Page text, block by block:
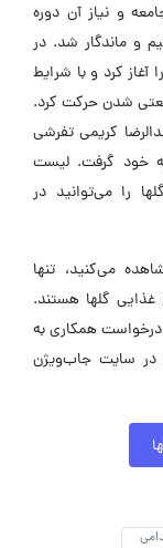
و نیاز آن دوره
و ماندگار شد. در
آغاز کرد و با شرایط
شدن حرکت کرد.
کریمی تفرشی
خود گرفت. لیست
را می‌توانید در
می‌کنید، تنها
گلها هستند.
همکاری به
در سایت جاب‌ویژن